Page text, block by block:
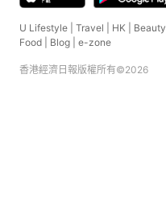
U Lifestyle Travel HK Beauty
Food
Blog e-zone
香港經濟日報版權所有©2026